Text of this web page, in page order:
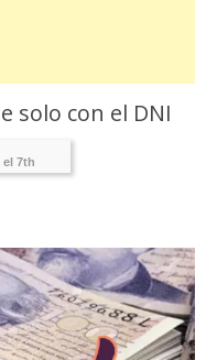
solo con el DNI
el 7th